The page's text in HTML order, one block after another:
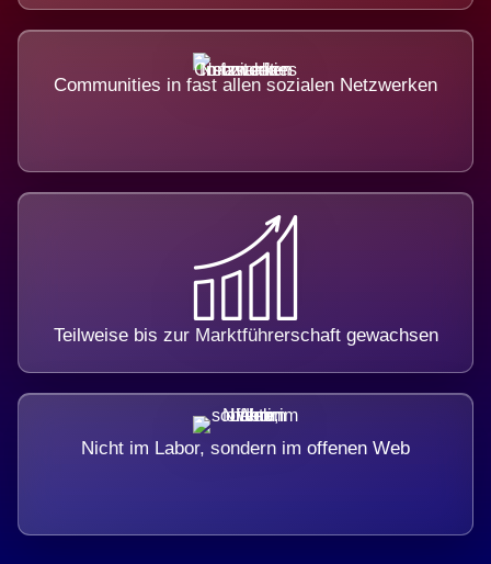
Communities in fast allen sozialen Netzwerken
Teilweise bis zur Marktführerschaft gewachsen
Nicht im Labor, sondern im offenen Web